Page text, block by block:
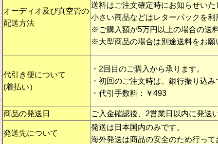
オーディオ及び真空管の
配送方法
送料はご注文確定時にお知らせいた
小さい商品などはレターパックを利
※ご購入額が5万円以上の場合の送
※大型商品の場合は別途送料をお願
代引き便について
(着払い）
・2回目のご購入から承ります。
・初回のご注文時は、銀行振り込
・代引手数料：￥493
商品の発送日 ご入金確認後、2営業日以内に発送
発送先について
発送は日本国内のみです。
海外発送は商品の安全のため行って